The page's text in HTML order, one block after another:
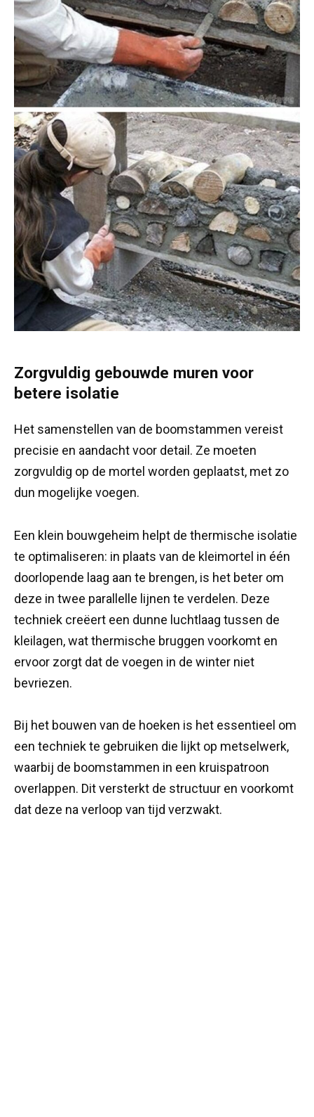
Zorgvuldig gebouwde muren voor
betere isolatie
Het samenstellen van de boomstammen vereist
precisie en aandacht voor detail. Ze moeten
zorgvuldig op de mortel worden geplaatst, met zo
dun mogelijke voegen.
Een klein bouwgeheim helpt de thermische isolatie
te optimaliseren: in plaats van de kleimortel in één
doorlopende laag aan te brengen, is het beter om
deze in twee parallelle lijnen te verdelen. Deze
techniek creëert een dunne luchtlaag tussen de
kleilagen, wat thermische bruggen voorkomt en
ervoor zorgt dat de voegen in de winter niet
bevriezen.
Bij het bouwen van de hoeken is het essentieel om
een techniek te gebruiken die lijkt op metselwerk,
waarbij de boomstammen in een kruispatroon
overlappen. Dit versterkt de structuur en voorkomt
dat deze na verloop van tijd verzwakt.